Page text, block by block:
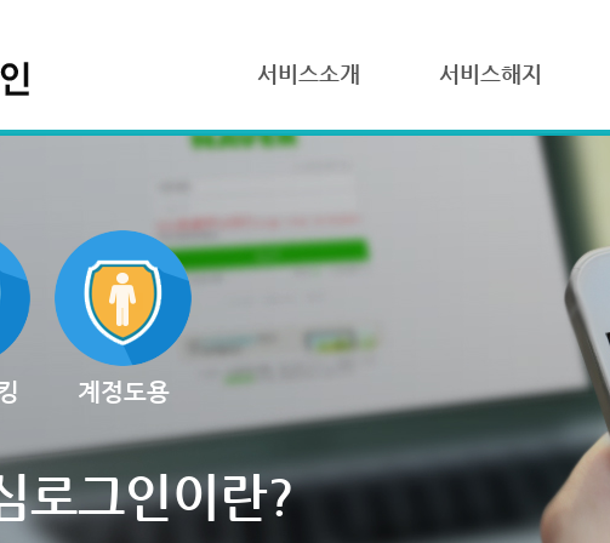
서비스소개 서비스해지
계정도용
로그인이란?